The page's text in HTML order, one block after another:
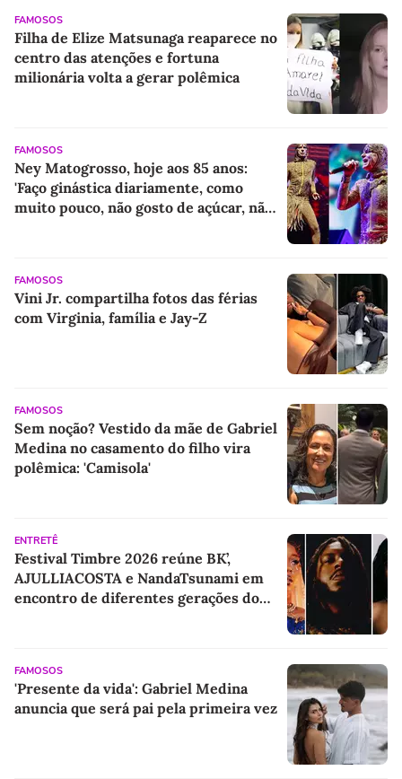
FAMOSOS
Filha de Elize Matsunaga reaparece no
centro das atenções e fortuna
milionária volta a gerar polêmica
FAMOSOS
Ney Matogrosso, hoje aos 85 anos:
'Faço ginástica diariamente, como
muito pouco, não gosto de açúcar, não
FAMOSOS
Vini Jr. compartilha fotos das férias
com Virginia, família e Jay-Z
FAMOSOS
Sem noção? Vestido da mãe de Gabriel
Medina no casamento do filho vira
polêmica: 'Camisola'
ENTRETÊ
Festival Timbre 2026 reúne BK’,
AJULLIACOSTA e NandaTsunami em
encontro de diferentes gerações do
FAMOSOS
'Presente da vida': Gabriel Medina
anuncia que será pai pela primeira vez